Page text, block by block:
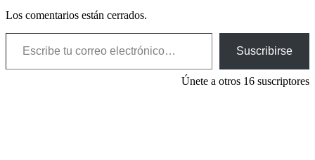
Los comentarios están cerrados.
Escribe tu correo electrónico…
Suscribirse
Únete a otros 16 suscriptores